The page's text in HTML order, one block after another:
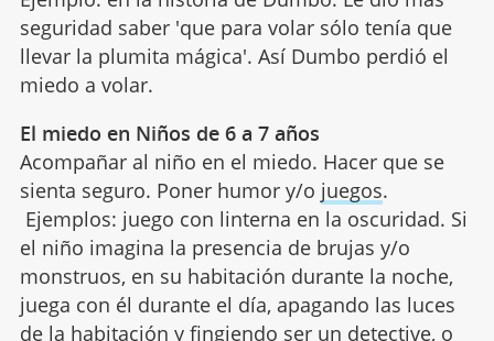
seguridad saber 'que para volar sólo tenía que
llevar la plumita mágica'. Así Dumbo perdió el
miedo a volar.
El miedo en Niños de 6 a 7 años
Acompañar al niño en el miedo. Hacer que se
sienta seguro. Poner humor y/o juegos.
Ejemplos: juego con linterna en la oscuridad. Si
el niño imagina la presencia de brujas y/o
monstruos, en su habitación durante la noche,
juega con él durante el día, apagando las luces
de la habitación y fingiendo ser un detective, o